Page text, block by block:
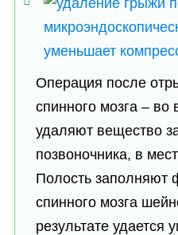
Операция после
спинного мозга –
удаляют вещество
позвоночника, в
Полость заполняют
спинного мозга
результате удается